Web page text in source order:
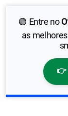
🟢 Entre no
as
👉